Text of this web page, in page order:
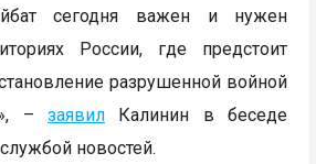
сегодня важен и нужен
России, где предстоит
разрушенной войной
–заявил Калинин в беседе
новостей.